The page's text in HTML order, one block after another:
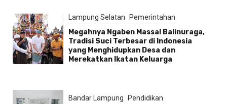
Lampung Selatan Pemerintahan
Megahnya Ngaben Massal Balinuraga,
Tradisi Suci Terbesar di Indonesia
yang Menghidupkan Desa dan
Merekatkan Ikatan Keluarga
Bandar Lampung Pendidikan